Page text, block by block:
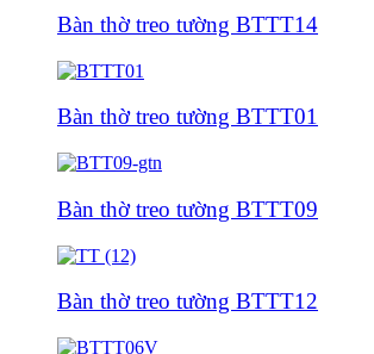
Bàn thờ treo tường BTTT14
Bàn thờ treo tường BTTT01
Bàn thờ treo tường BTTT09
Bàn thờ treo tường BTTT12